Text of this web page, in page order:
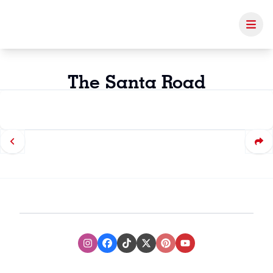
The Santa Road
InstagramFacebook
TikTokXTwitter
PinterestYoutube